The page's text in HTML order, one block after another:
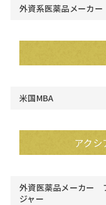
外資系医薬品メーカ
米国MBA
アクシ
外資医薬品メーカー
ジャー